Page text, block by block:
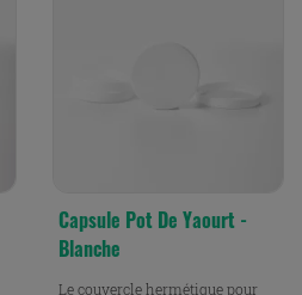
Capsule Pot De Yaourt -
Blanche
Le couvercle hermétique pour